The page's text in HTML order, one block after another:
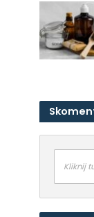
Kliknij